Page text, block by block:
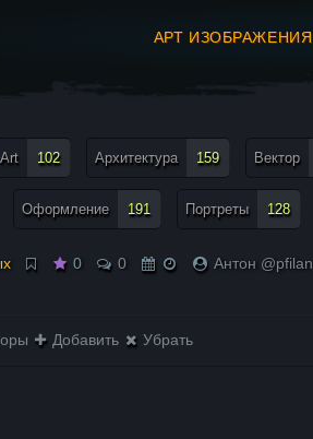
АРТ ИЗОБРАЖЕНИЯ
Art 102 Архитектура 159 Вектор
Оформление 191 Портреты 128
0 0 Антон @pfilan
Добавить Убрать